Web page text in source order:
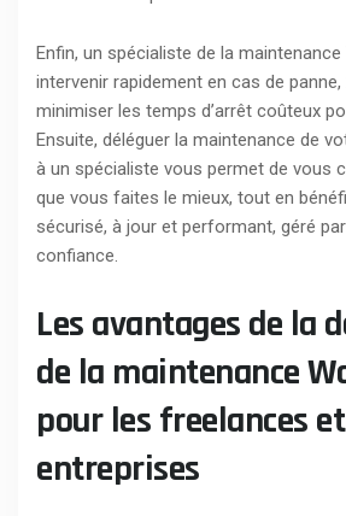
Enfin, un spécialiste de la
intervenir rapidement en cas de
minimiser les temps d’arrêt coûteux
Ensuite, déléguer la maintenance de
à un spécialiste vous permet de vous
que vous faites le mieux, tout en
sécurisé, à jour et performant, géré
confiance.
Les avantages de la
de la maintenance
pour les freelances
entreprises